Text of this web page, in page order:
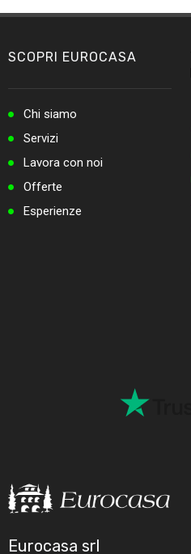
Eurocasa srl
SCOPRI EUROCASA
Chi siamo
Servizi
Lavora con noi
Offerte
Esperienze